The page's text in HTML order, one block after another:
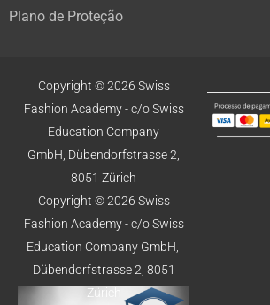
Plano de Proteção
Copyright © 2026 Swiss
Fashion Academy -c/o Swiss
Education Company
GmbH, Dübendorfstrasse 2,
8051 Zürich
Copyright © 2026 Swiss
Fashion Academy -c/o Swiss
Education Company GmbH,
Dübendorfstrasse 2, 8051
Zürich